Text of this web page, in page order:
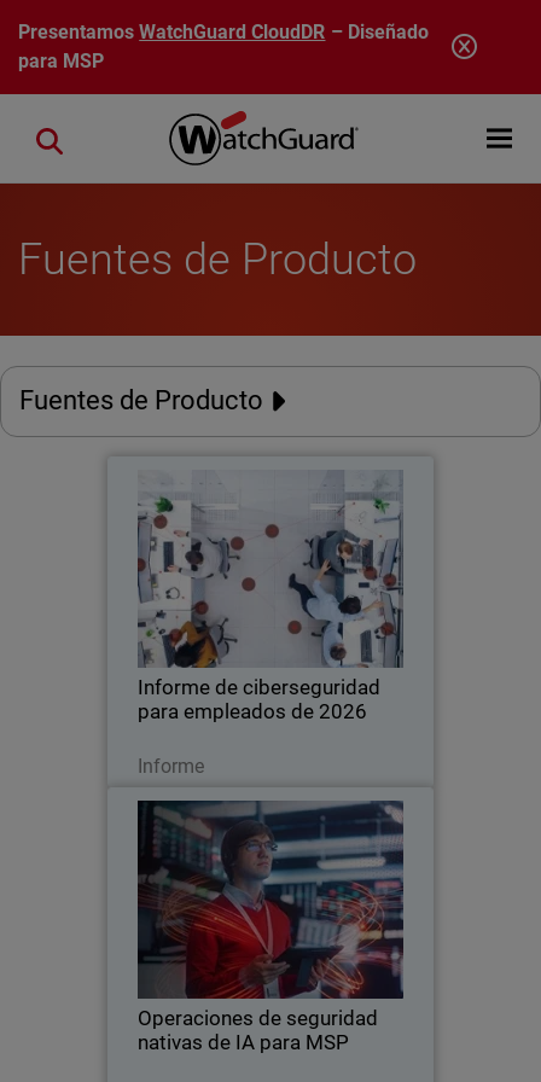
Pasar al contenido principal
PresentamosWatchGuard CloudDR – Diseñado
para MSP
Open
Close search
Fuentes de Producto
Fuentes de Producto
Informe de ciberseguridad
para empleados de 2026
Informe
Informe de ciberseguridad para
empleados de 2026
Una nueva investigación global revela
cómo el uso no autorizado de la IA y las
deficientes prácticas de ciberseguridad
están aumentando el riesgo para las
empresas de todos los tamaños.
Thumbnail
Operaciones de seguridad
nativas de IA para MSP
Operaciones de seguridad
nativas de IA para MSP
Body
La IA está transformando la
ciberseguridad a la velocidad de las
máquinas, poniendo al descubierto las
limitaciones de las operaciones de
seguridad tradicionales, dirigidas por
humanos. Este libro…